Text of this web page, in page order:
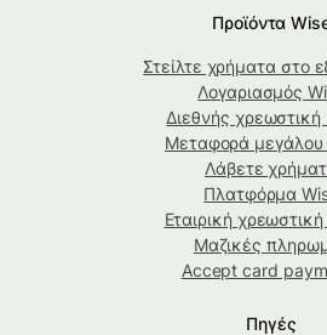
Προϊόντα
Στείλτε χρήματα στο
Λογαριασμός
Διεθνής
Μεταφορά μεγάλου
Λάβετε
Πλατφόρμα
Εταιρική
Μαζικές
Accept card
Πηγές